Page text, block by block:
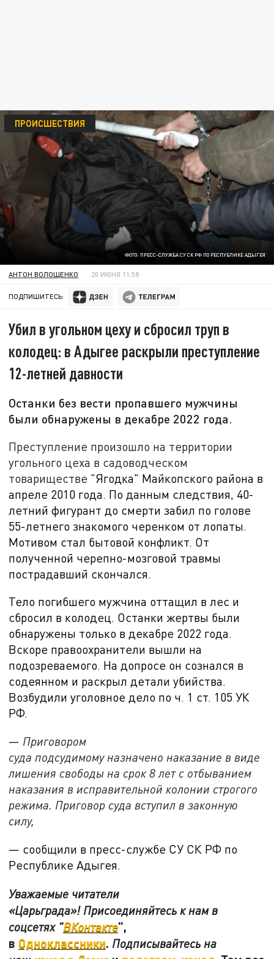
ФОТО: ПРЕСС-СЛУЖБА СУ СК РФ ПО РЕСПУБЛИКЕ АДЫГЕЯ
ПРОИСШЕСТВИЯ
АНТОН ВОЛОЩЕНКО 20 ИЮНЯ 11:58
ПОДПИШИТЕСЬ:
Убил в угольном цеху и сбросил труп в
колодец: в Адыгее раскрыли преступление
12-летней давности
Останки без вести пропавшего мужчины
были обнаружены в декабре 2022 года.
Преступление произошло на территории
угольного цеха в садоводческом
товариществе "Ягодка" Майкопского района в
апреле 2010 года. По данным следствия, 40-
летний фигурант до смерти забил по голове
55-летнего знакомого черенком от лопаты.
Мотивом стал бытовой конфликт. От
полученной черепно-мозговой травмы
пострадавший скончался.
Тело погибшего мужчина оттащил в лес и
сбросил в колодец. Останки жертвы были
обнаружены только в декабре 2022 года.
Вскоре правоохранители вышли на
подозреваемого. На допросе он сознался в
содеянном и раскрыл детали убийства.
Возбудили уголовное дело по ч. 1 ст. 105 УК
РФ.
— Приговором
суда подсудимому назначено наказание в виде
лишения свободы на срок 8 лет с отбыванием
наказания в исправительной колонии строгого
режима. Приговор суда вступил в законную
силу,
— сообщили в пресс-службе СУ СК РФ по
Республике Адыгея.
Уважаемые читатели
«Царьграда»! Присоединяйтесь к нам в
соцсетях "ВКонтакте",
в Одноклассники. Подписывайтесь на